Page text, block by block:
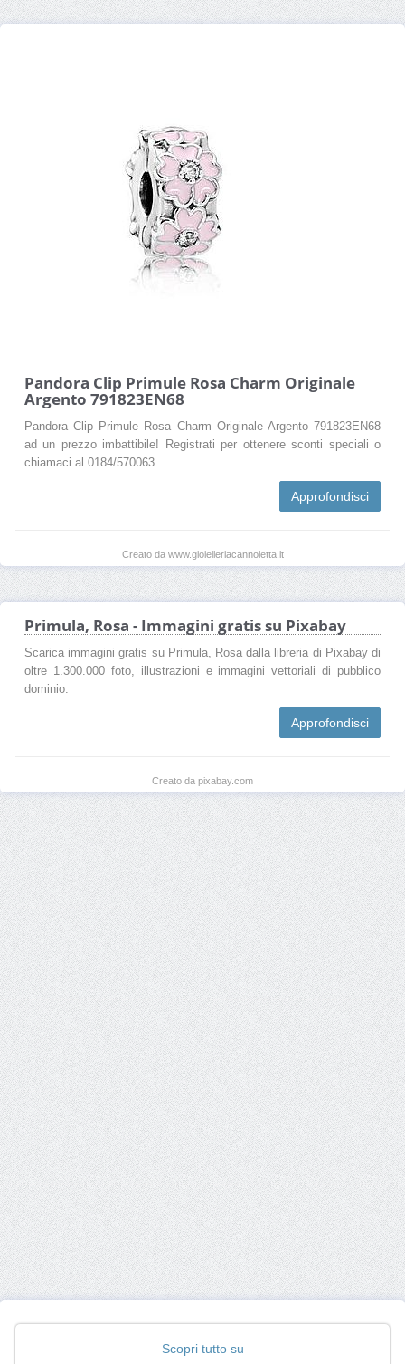
Pandora Clip Primule Rosa Charm Originale
Argento 791823EN68
Pandora Clip Primule Rosa Charm Originale Argento 791823EN68
ad un prezzo imbattibile! Registrati per ottenere sconti speciali o
chiamaci al 0184/570063.
Approfondisci
Creato da www.gioielleriacannoletta.it
Primula, Rosa - Immagini gratis su Pixabay
Scarica immagini gratis su Primula, Rosa dalla libreria di Pixabay di
oltre 1.300.000 foto, illustrazioni e immagini vettoriali di pubblico
dominio.
Approfondisci
Creato da pixabay.com
Scopri tutto su